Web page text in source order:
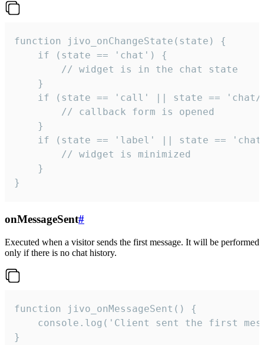
function jivo_onChangeState(state) {
    if (state == 'chat') {
        // widget is in the chat state
    }
if (state == 'call' || state ==
        // callback form is opened
    }
if (state == 'label' || state ==
        // widget is minimized
    }
}
onMessageSent#
Executed when a visitor sends the first message. It will be performed
only if there is no chat history.
function jivo_onMessageSent() {
console.log('Client sent the first
}